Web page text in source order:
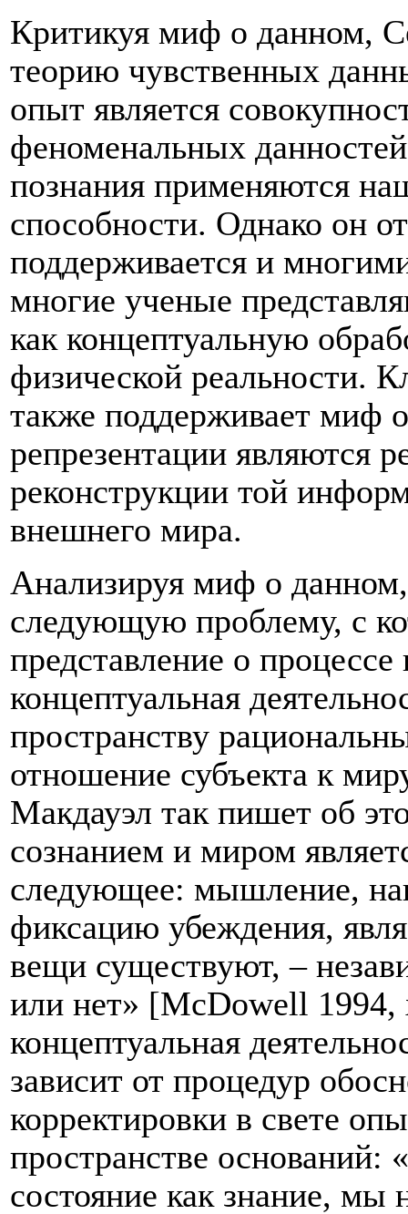
Критикуя миф о данном,
теорию чувственных
опыт является
феноменальных
познания применяются
способности. Однако он
поддерживается и
многие ученые
как концептуальную
физической реальности.
также поддерживает миф
репрезентации являются
реконструкции той
внешнего мира.
Анализируя миф о
следующую проблему, с
представление о
концептуальная
пространству
отношение субъекта к
Макдауэл так пишет об
сознанием и миром
следующее: мышление,
фиксацию убеждения,
вещи существуют, –
или нет» [McDowell
концептуальная
зависит от процедур
корректировки в свете
пространстве оснований:
состояние как знание, мы